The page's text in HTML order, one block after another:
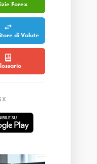
Forex
di Valute